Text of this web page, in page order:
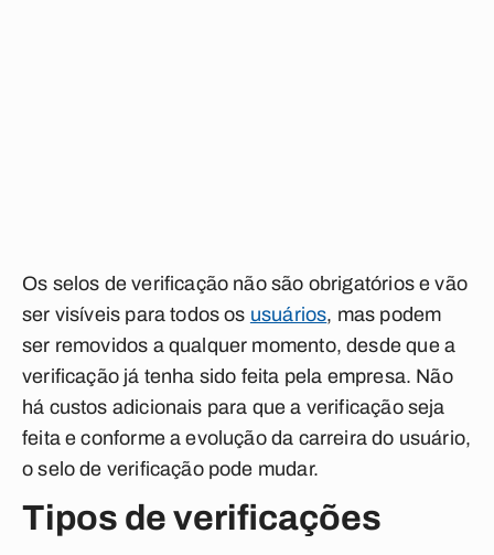
Os selos de verificação não são obrigatórios e vão
ser visíveis para todos os usuários, mas podem
ser removidos a qualquer momento, desde que a
verificação já tenha sido feita pela empresa. Não
há custos adicionais para que a verificação seja
feita e conforme a evolução da carreira do usuário,
o selo de verificação pode mudar.
Tipos de verificações